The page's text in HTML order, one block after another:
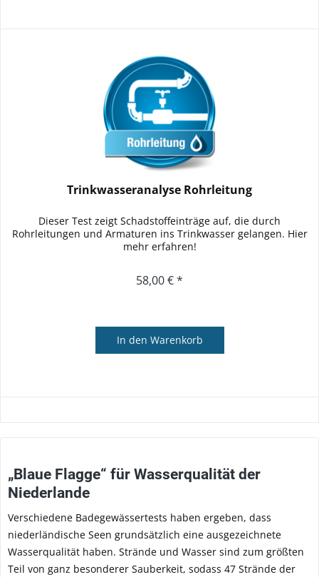
Trinkwasseranalyse Rohrleitung
Dieser Test zeigt Schadstoffeinträge auf, die durch
Rohrleitungen und Armaturen ins Trinkwasser gelangen. Hier
mehr erfahren!
58,00 € *
In den Warenkorb
„Blaue Flagge“ für Wasserqualität der
Niederlande
Verschiedene Badegewässertests haben ergeben, dass
niederländische Seen grundsätzlich eine ausgezeichnete
Wasserqualität haben. Strände und Wasser sind zum größten
Teil von ganz besonderer Sauberkeit, sodass 47 Strände der